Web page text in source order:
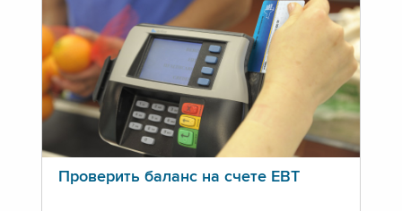
Проверить баланс на счете ЕВТ